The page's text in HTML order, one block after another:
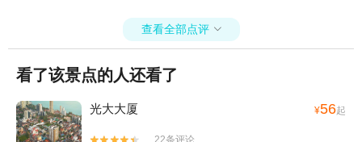
查看全部点评 
看了该景点的人还看了
光大大厦 ¥56起


22条评论